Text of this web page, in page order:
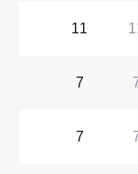
11
7
7